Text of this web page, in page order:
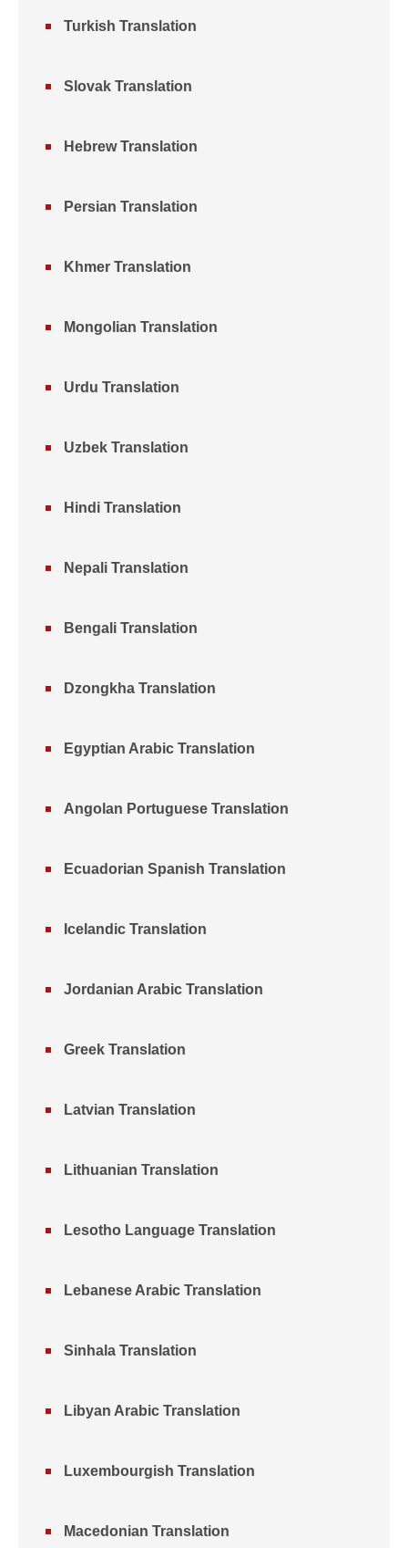
Turkish Translation
Slovak Translation
Hebrew Translation
Persian Translation
Khmer Translation
Mongolian Translation
Urdu Translation
Uzbek Translation
Hindi Translation
Nepali Translation
Bengali Translation
Dzongkha Translation
Egyptian Arabic Translation
Angolan Portuguese Translation
Ecuadorian Spanish Translation
Icelandic Translation
Jordanian Arabic Translation
Greek Translation
Latvian Translation
Lithuanian Translation
Lesotho Language Translation
Lebanese Arabic Translation
Sinhala Translation
Libyan Arabic Translation
Luxembourgish Translation
Macedonian Translation